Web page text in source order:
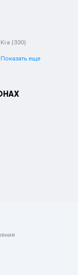
Kia (330)
Показать еще